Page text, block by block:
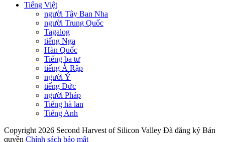
Tiếng Việt
người Tây Ban Nha
người Trung Quốc
Tagalog
tiếng Nga
Hàn Quốc
Tiếng ba tư
tiếng Ả Rập
người Ý
tiếng Đức
người Pháp
Tiếng hà lan
Tiếng Anh
Copyright 2026 Second Harvest of Silicon Valley Đã đăng ký Bản
quyền Chính sách bảo mật